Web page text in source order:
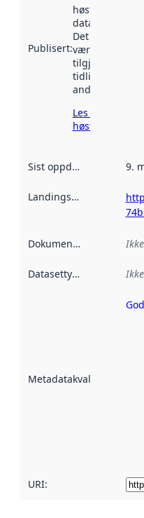
Publisert:
høstet av
data.norge.no.
Det kan ha
vært
tilgjengelig
tidligere
andre steder.
Les mer om
høsting her
Sist oppdatert 9.
Landingsside
Dokumentasjon
Datasettype
Metadatakvalitet
URI: